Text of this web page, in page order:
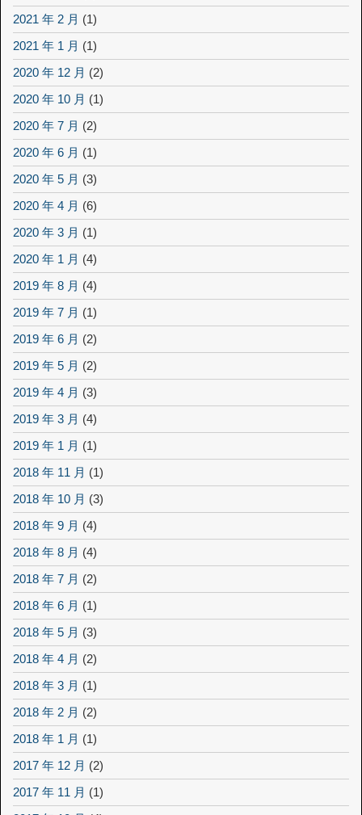
2021 年 2 月 (1)
2021 年 1 月 (1)
2020 年 12 月 (2)
2020 年 10 月 (1)
2020 年 7 月 (2)
2020 年 6 月 (1)
2020 年 5 月 (3)
2020 年 4 月 (6)
2020 年 3 月 (1)
2020 年 1 月 (4)
2019 年 8 月 (4)
2019 年 7 月 (1)
2019 年 6 月 (2)
2019 年 5 月 (2)
2019 年 4 月 (3)
2019 年 3 月 (4)
2019 年 1 月 (1)
2018 年 11 月 (1)
2018 年 10 月 (3)
2018 年 9 月 (4)
2018 年 8 月 (4)
2018 年 7 月 (2)
2018 年 6 月 (1)
2018 年 5 月 (3)
2018 年 4 月 (2)
2018 年 3 月 (1)
2018 年 2 月 (2)
2018 年 1 月 (1)
2017 年 12 月 (2)
2017 年 11 月 (1)